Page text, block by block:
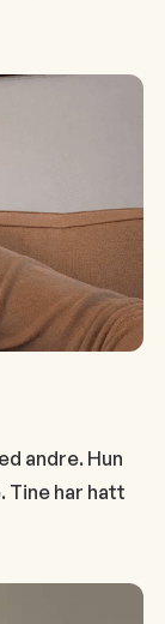
andre. Hun
Tine har hatt